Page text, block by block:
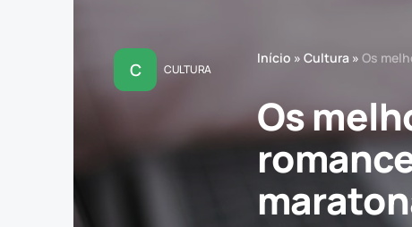
C CULTURA
Início » Cultura » Os
Os